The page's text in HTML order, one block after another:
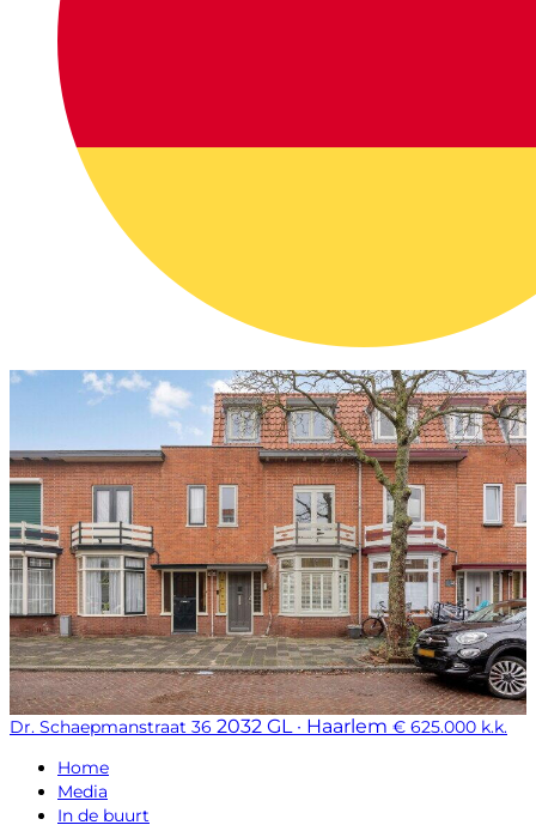
Dr. Schaepmanstraat 36 2032 GL · Haarlem € 625.000 k.k.
Home
Media
In de buurt